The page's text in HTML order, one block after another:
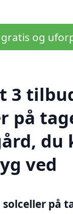
gratis og
3
på
du
ved
solceller på